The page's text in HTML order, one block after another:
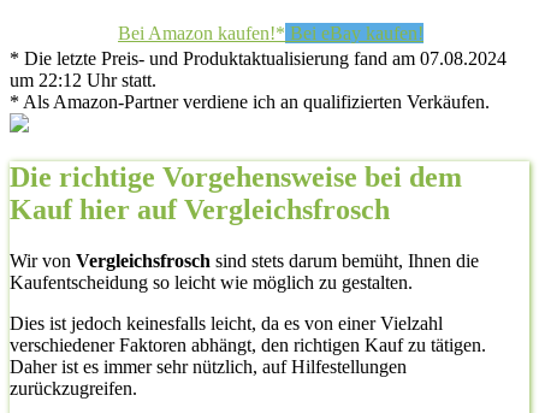
Bei Amazon kaufen!* Bei eBay kaufen!
* Die letzte Preis- und Produktaktualisierung fand am 07.08.2024
um 22:12 Uhr statt.
* Als Amazon-Partner verdiene ich an qualifizierten Verkäufen.
Die richtige Vorgehensweise bei dem
Kauf hier auf Vergleichsfrosch
Wir von Vergleichsfrosch sind stets darum bemüht, Ihnen die
Kaufentscheidung so leicht wie möglich zu gestalten.
Dies ist jedoch keinesfalls leicht, da es von einer Vielzahl
verschiedener Faktoren abhängt, den richtigen Kauf zu tätigen.
Daher ist es immer sehr nützlich, auf Hilfestellungen
zurückzugreifen.